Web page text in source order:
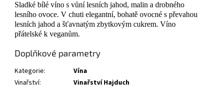
Sladké bílé víno s vůní lesních jahod, malin a drobného
lesního ovoce. V chuti elegantní, bohatě ovocné s převahou
lesních jahod a šťavnatým zbytkovým cukrem. Víno
přátelské k veganům.
Doplňkové parametry
Kategorie:
Vína
Vinařství:
Vinařství Hajduch